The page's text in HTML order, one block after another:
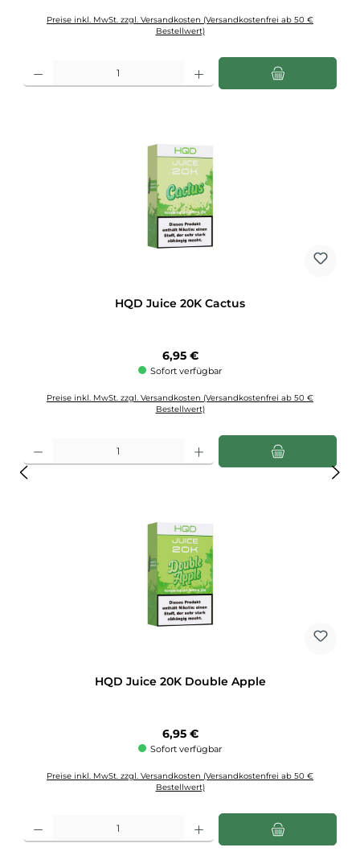
Preise inkl. MwSt. zzgl. Versandkosten (Versandkostenfrei ab 50 €
Bestellwert)
Produkt Anzahl: Gib den gewünschten Wert ein oder benutze die Schaltflächen
HQD Juice 20K Cactus
Regulärer Preis:
6,95 €
Sofort verfügbar
Preise inkl. MwSt. zzgl. Versandkosten (Versandkostenfrei ab 50 €
Bestellwert)
Produkt Anzahl: Gib den gewünschten Wert ein oder benutze die Schaltflächen
HQD Juice 20K Double Apple
Regulärer Preis:
6,95 €
Sofort verfügbar
Preise inkl. MwSt. zzgl. Versandkosten (Versandkostenfrei ab 50 €
Bestellwert)
Produkt Anzahl: Gib den gewünschten Wert ein oder benutze die Schaltflächen